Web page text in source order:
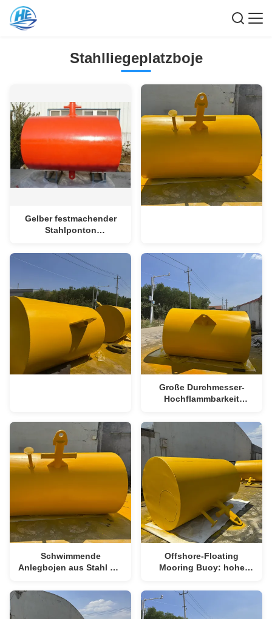
Stahlliegeplatzboje
Gelber festmachender
Stahlponton
Längen-2750 für das
Festmachen des Schiffs
Große Durchmesser-
Hochflammbarkeit
für Offshore-
Anwendungen ️ Anti-Salt
Kohlenstoffstahl/Edelstahl,
geeignet für Ölriggen,
Schiffsanlegestelle,
FPSO-Lagerung, erfüllt
IMO MSC.1/Circ.1580
Schwimmende
Anlegbojen aus Stahl mit
Offshore-Anwendungen
Offshore-Floating
Mooring Buoy: hohe
großer Durchmesser, IMO
MSC.1/Circ.1580
Konformität (Anti-Salt-